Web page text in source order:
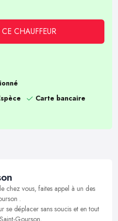
CHAUFFEUR
Carte bancaire
chez vous, faites appel à un des
.
se déplacer sans soucis et en tout
Gourson.